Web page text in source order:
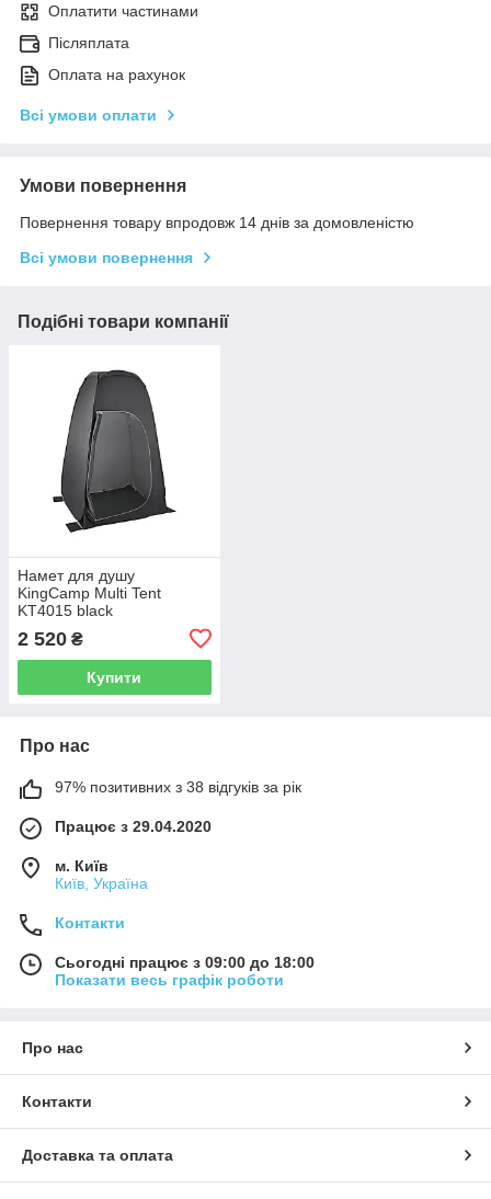
Оплатити частинами
Післяплата
Оплата на рахунок
Всі умови оплати
Умови повернення
Повернення товару впродовж 14 днів за домовленістю
Всі умови повернення
Подібні товари компанії
Намет для душу
KingCamp Multi Tent
KT4015 black
2 520 ₴
Купити
Про нас
97% позитивних з 38 відгуків за рік
Працює з 29.04.2020
м. Київ
Київ, Україна
Контакти
Сьогодні працює з 09:00 до 18:00
Показати весь графік роботи
Про нас
Контакти
Доставка та оплата